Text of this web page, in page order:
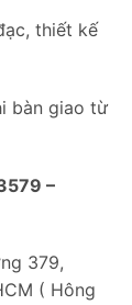
thiết kế
bàn giao từ
–
379,
( Hông